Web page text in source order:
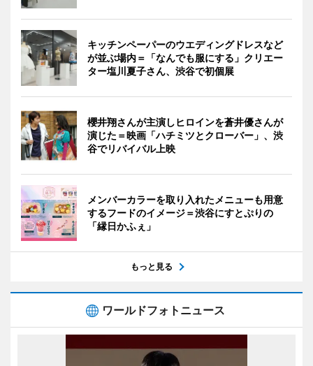
キッチンペーパーのウエディングドレスなど
が並ぶ場内＝「なんでも服にする」クリエー
ター塩川夏子さん、渋谷で初個展
櫻井翔さんが主演しヒロインを蒼井優さんが
演じた＝映画「ハチミツとクローバー」、渋
谷でリバイバル上映
メンバーカラーを取り入れたメニューも用意
するフードのイメージ＝渋谷にすとぷりの
「縁日かふぇ」
もっと見る
ワールドフォトニュース